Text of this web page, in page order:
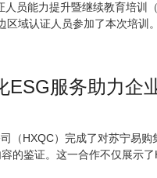
员能力提升暨继续教育培训（
域认证人员参加了本次培训
ESG服务助力企
（HXQC）完成了对苏宁易购
的鉴证。这一合作不仅展示